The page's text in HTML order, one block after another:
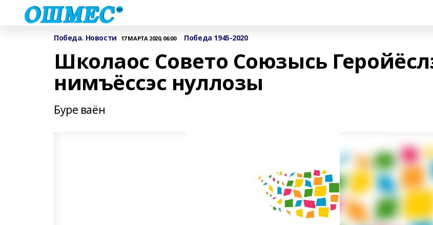
Победа. Новости 17 МАРТА 2020, 06:00 Победа 1945-2020
Школаос Совето Союзысь
нимъёссэс нуллозы
Буре ваён